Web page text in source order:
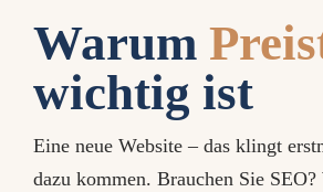
Warum
wichtig ist
Eine neue Website – das klingt
dazu kommen. Brauchen Sie